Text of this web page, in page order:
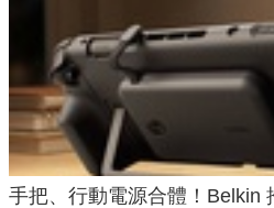
手把、行動電源合體！Belkin